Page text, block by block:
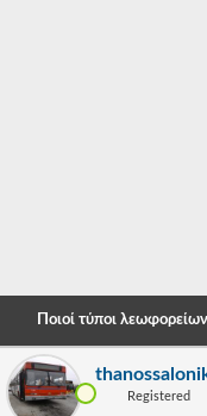
-
-
-
Ποιοί τύποι
Registered